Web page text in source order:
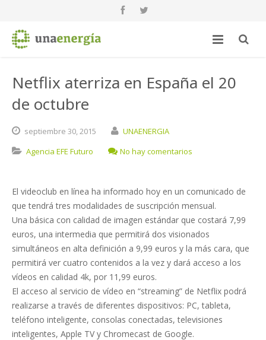
Netflix aterriza en España el 20
de octubre
septiembre 30,2015
UNAENERGIA
Agencia EFE Futuro
No hay comentarios
El videoclub en línea ha informado hoy en un comunicado de
que tendrá tres modalidades de suscripción mensual.
Una básica con calidad de imagen estándar que costará 7,99
euros, una intermedia que permitirá dos visionados
simultáneos en alta definición a 9,99 euros y la más cara, que
permitirá ver cuatro contenidos a la vez y dará acceso a los
vídeos en calidad 4k, por 11,99 euros.
El acceso al servicio de vídeo en “streaming” de Netflix podrá
realizarse a través de diferentes dispositivos: PC, tableta,
teléfono inteligente, consolas conectadas, televisiones
inteligentes, Apple TV y Chromecast de Google.